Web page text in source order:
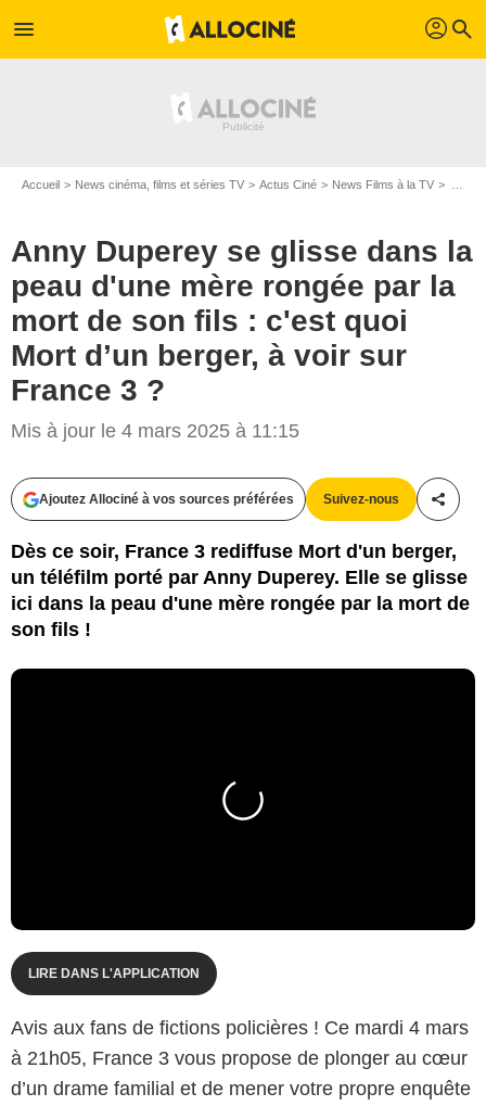
menu profil search
Accueil News cinéma, films et séries TV Actus Ciné News Films à la TV
Anny Duperey se glisse dans la
peau d'une mère rongée par la
mort de son fils : c'est quoi
Mort d’un berger, à voir sur
France 3 ?
Mis à jour le 4 mars 2025 à 11:15
Ajoutez Allociné à vos sources préférées Suivez-nous
Dès ce soir, France 3 rediffuse Mort d'un berger,
un téléfilm porté par Anny Duperey. Elle se glisse
ici dans la peau d'une mère rongée par la mort de
son fils !
LIRE DANS L'APPLICATION
Avis aux fans de fictions policières ! Ce mardi 4 mars
à 21h05, France 3 vous propose de plonger au cœur
d’un drame familial et de mener votre propre enquête